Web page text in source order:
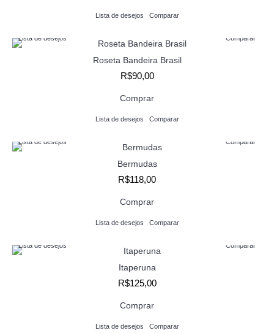
Lista de desejos Comparar
Lista de desejos Comparar
Roseta Bandeira Brasil
R$90,00
Comprar
Lista de desejos Comparar
Lista de desejos Comparar
Bermudas
R$118,00
Comprar
Lista de desejos Comparar
Lista de desejos Comparar
Itaperuna
R$125,00
Comprar
Lista de desejos Comparar